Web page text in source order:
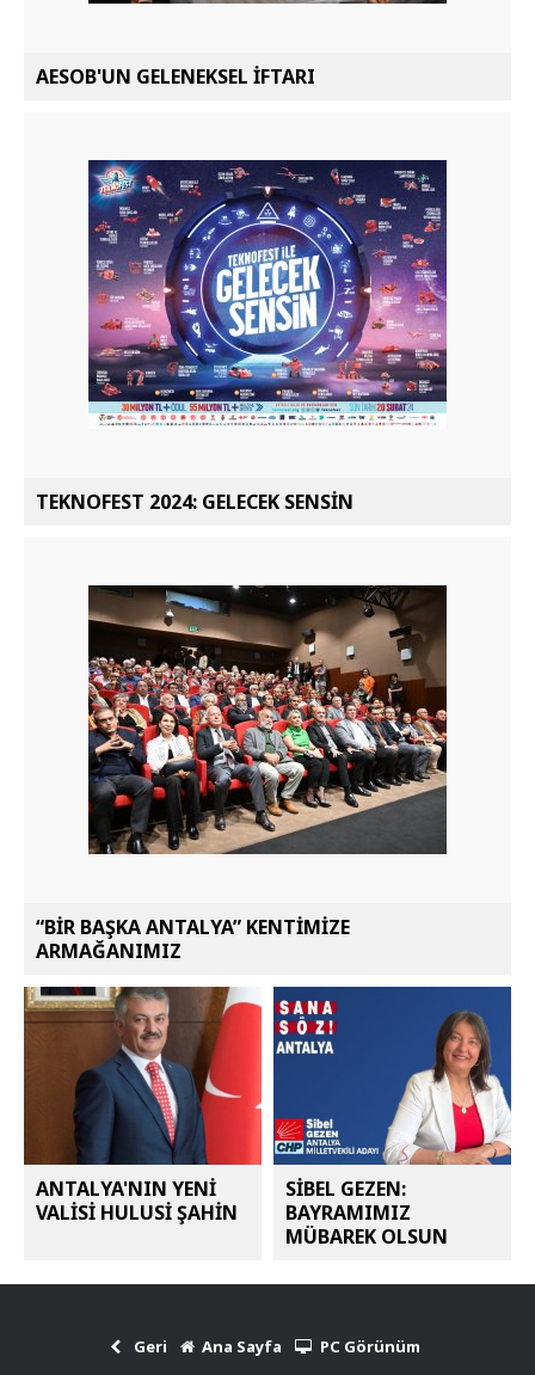
AESOB'UN GELENEKSEL İFTARI
TEKNOFEST 2024: GELECEK SENSİN
“BİR BAŞKA ANTALYA” KENTİMİZE
ARMAĞANIMIZ
ANTALYA'NIN YENİ
VALİSİ HULUSİ ŞAHİN
SİBEL GEZEN:
BAYRAMIMIZ
MÜBAREK OLSUN
Geri Ana Sayfa PC Görünüm